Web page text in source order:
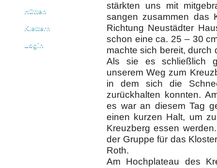
Hütten
Klettern
Login
stärkten uns mit
sangen zusammen das
Richtung Neustädter
schon eine ca. 25 – 30
machte sich bereit, durch
Als sie es schließlich
unserem Weg zum
in dem sich die
zurückhalten konnten.
es war an diesem Tag
einen kurzen Halt, um
Kreuzberg essen
der Gruppe für das
Roth.
Am Hochplateau des